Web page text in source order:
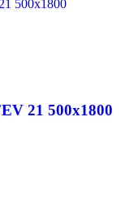
21 500х1800